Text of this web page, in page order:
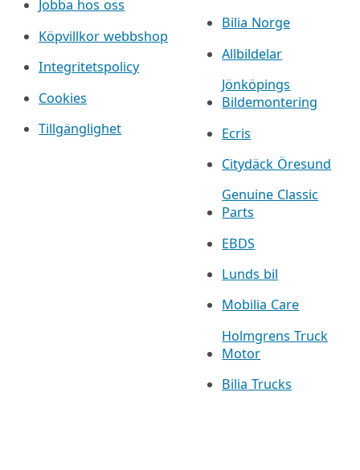
Jobba hos oss
Köpvillkor webbshop
Integritetspolicy
Cookies
Tillgänglighet
Bilia Norge
Allbildelar
Jönköpings
Bildemontering
Ecris
Citydäck Öresund
Genuine Classic
Parts
EBDS
Lunds bil
Mobilia Care
Holmgrens Truck
Motor
Bilia Trucks